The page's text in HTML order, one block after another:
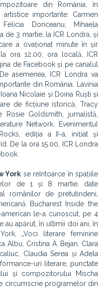
din România, în
importante: Carmen
Donceanu, Mihaela
de 3 martie, la ICR Londra, și
a ovaționat minute în șir
ora 12.00, ora locală, ICR
de Facebook și pe canalul
asemenea, ICR Londra va
din România: Lavinia
Nicolaie și Doina Ruști și
de ficțiune istorică, Tracy
Goldsmith, jurnalistă,
Network. Evenimentul
ediția a II-a, inițiat și
De la ora 15.00, ICR Londra
York se reîntoarce în spațiile
de 1 și 8 martie, date
românilor de pretutindeni,
Bucharest Inside the
le-a cunoscut, pe 4
au apărut, în ultimii doi ani, în
„Voci literare feminine
Albu, Cristina A. Bejan, Clara
Claudia Serea și Adela
uri literare, punctate
și compozitorului Mischa
circumscrie programelor din